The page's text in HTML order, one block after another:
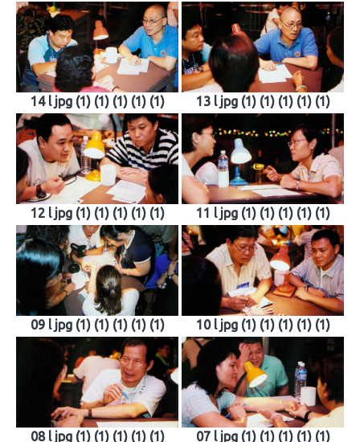
14 l jpg (1) (1) (1) (1) (1) 13 l jpg (1) (1) (1) (1) (1)
12 l jpg (1) (1) (1) (1) (1) 11 l jpg (1) (1) (1) (1) (1)
09 l jpg (1) (1) (1) (1) (1) 10 l jpg (1) (1) (1) (1) (1)
08 l jpg (1) (1) (1) (1) (1) 07 l jpg (1) (1) (1) (1) (1)